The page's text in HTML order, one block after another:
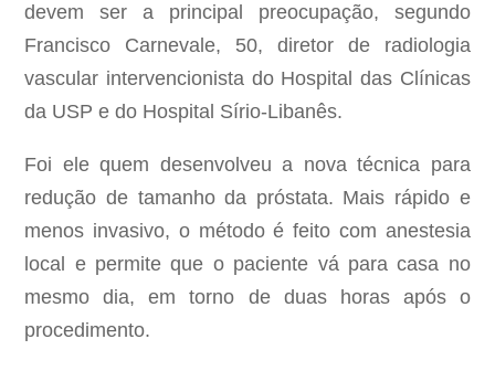
devem ser a principal preocupação, segundo
Francisco Carnevale, 50, diretor de radiologia
vascular intervencionista do Hospital das Clínicas
da USP e do Hospital Sírio-Libanês.
Foi ele quem desenvolveu a nova técnica para
redução de tamanho da próstata. Mais rápido e
menos invasivo, o método é feito com anestesia
local e permite que o paciente vá para casa no
mesmo dia, em torno de duas horas após o
procedimento.